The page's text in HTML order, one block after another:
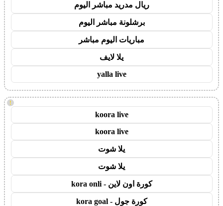
ريال مدريد مباشر اليوم
برشلونة مباشر اليوم
مباريات اليوم مباشر
يلا لايف
yalla live
!
koora live
koora live
يلا شوت
يلا شوت
كورة اون لاين - kora onli
كورة جول - kora goal